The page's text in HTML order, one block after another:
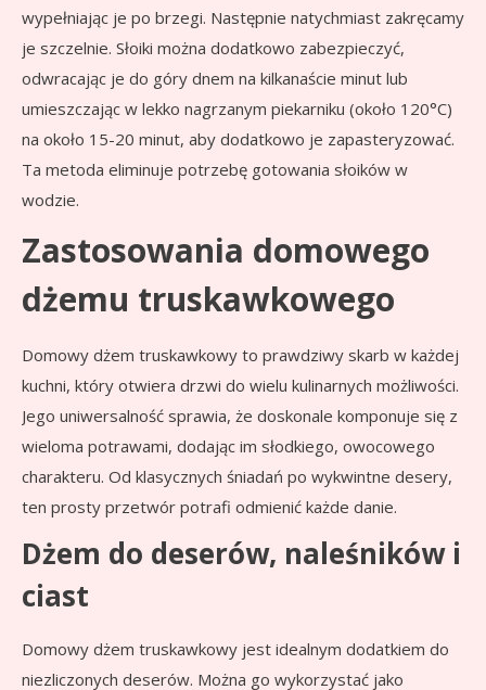
wypełniając je po brzegi. Następnie natychmiast zakręcamy
je szczelnie. Słoiki można dodatkowo zabezpieczyć,
odwracając je do góry dnem na kilkanaście minut lub
umieszczając w lekko nagrzanym piekarniku (około 120°C)
na około 15-20 minut, aby dodatkowo je zapasteryzować.
Ta metoda eliminuje potrzebę gotowania słoików w
wodzie.
Zastosowania domowego
dżemu truskawkowego
Domowy dżem truskawkowy to prawdziwy skarb w każdej
kuchni, który otwiera drzwi do wielu kulinarnych możliwości.
Jego uniwersalność sprawia, że doskonale komponuje się z
wieloma potrawami, dodając im słodkiego, owocowego
charakteru. Od klasycznych śniadań po wykwintne desery,
ten prosty przetwór potrafi odmienić każde danie.
Dżem do deserów, naleśników i
ciast
Domowy dżem truskawkowy jest idealnym dodatkiem do
niezliczonych deserów. Można go wykorzystać jako